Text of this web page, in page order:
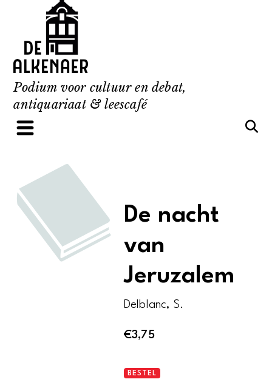
content
Podium voor cultuur en debat,
antiquariaat & leescafé
De nacht
van
Jeruzalem
Delblanc, S.
€3,75
De
BESTEL